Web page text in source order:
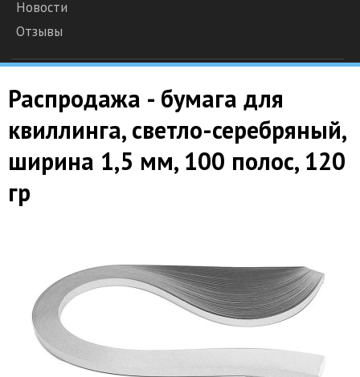
Новости
Отзывы
Распродажа - бумага для
квиллинга, светло-серебряный,
ширина 1,5 мм, 100 полос, 120
гр